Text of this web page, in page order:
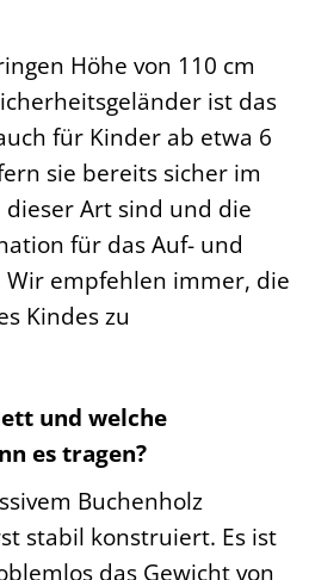
Höhe von 110 cm
ist das
für Kinder ab etwa 6
sie bereits sicher im
Art sind und die
für das Auf- und
Wir empfehlen immer, die
Kindes zu
und welche
es tragen?
Buchenholz
stabil konstruiert. Es ist
das Gewicht von